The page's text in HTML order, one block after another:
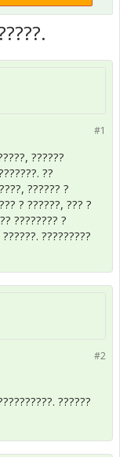
#1
??????
??
?????? ?
? ??????, ??? ?
???????? ?
?????????
#2
??????